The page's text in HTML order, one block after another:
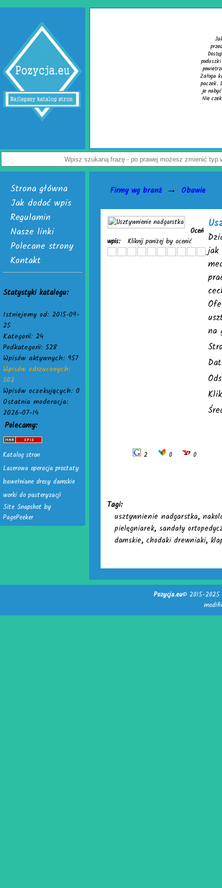
Jak uchronić paczkę przed uszkodzeniem? Z tym pytaniem zmaga się wielu
przedsiębiorców. Rozwiązaniem problemu są skuteczne wypełniacze do kartonów.
są w dwóch, interesujących wersjach. Pierwsza to cieszące się uznaniem
powietrzne do paczek. Alternatywą dla nich jest chroniąca równie dobrze mata
Do wyrobu wymienionych wersji służy folia biodegradowalna do pakowania.
każdej firmy handlowej mogą w łatwy sposób tworzyć wspomniane wypełniacze do
Do ich wytwarzania skonstruowano markowe urządzenia activaAir. Trzeba tylko
i uruchomić. Skończą się problemy z częstymi zwrotami uszkodzonego towaru.
czekaj, już teraz odwiedź stronę activaair.pl. Znajdziesz na niej pełną ofertę firmy
Strona główna
Jak dodać wpis
Regulamin
Nasze linki
Polecane strony
Kontakt
Statystyki katalogu:
Istniejemy od: 2015-09-
25
Kategorii: 24
Podkategorii: 528
Wpisów aktywnych: 957
Wpisów odrzuconych:
502
Wpisów oczekujących: 0
Ostatnia moderacja:
2026-07-14
Polecamy:
Katalog stron
Laserowa operacja prostaty
bawełniane dresy damskie
worki do pasteryzacji
Site Snapshot by
PagePeeker
Firmy wg branż → Obuwie
Oceń
wpis:
Kliknij poniżej by ocenić
jak
na
2 0 0
Tagi:
usztywnienie nadgarstka,
pielęgniarek, sandały
damskie, chodaki drewniaki,
Pozycja.eu© 2015-